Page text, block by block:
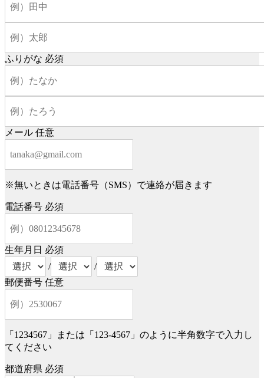
ふりがな 必須
メール 任意
※無いときは電話番号（SMS）で連絡が届きます
電話番号 必須
生年月日 必須
/
/
郵便番号 任意
「1234567」または「123-4567」のように半角数字で入力し
てください
都道府県 必須